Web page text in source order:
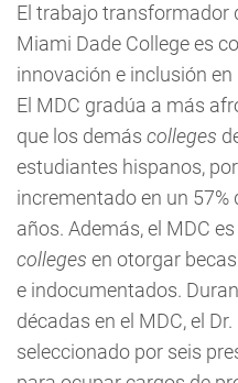
El trabajo transformador
Miami Dade College es
innovación e inclusión
El MDC gradúa a más
que los demás colleges
estudiantes hispanos,
incrementado en un
años. Además, el MDC
colleges en otorgar
e indocumentados.
décadas en el MDC, el
seleccionado por seis